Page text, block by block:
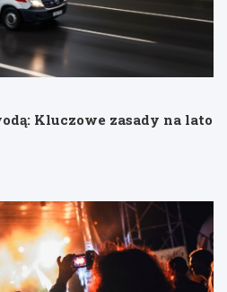
Kluczowe zasady na lato